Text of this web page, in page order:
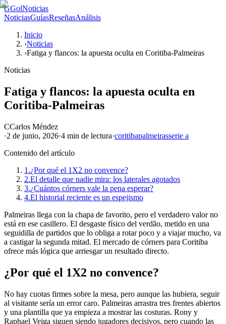
GGolNoticias
NoticiasGuíasReseñasAnálisis
Inicio
›Noticias
›Fatiga y flancos: la apuesta oculta en Coritiba-Palmeiras
Noticias
Fatiga y flancos: la apuesta oculta en
Coritiba-Palmeiras
CCarlos Méndez
·2 de junio, 2026·4 min de lectura·coritibapalmeirasserie a
Contenido del artículo
1.¿Por qué el 1X2 no convence?
2.El detalle que nadie mira: los laterales agotados
3.¿Cuántos córners vale la pena esperar?
4.El historial reciente es un espejismo
Palmeiras llega con la chapa de favorito, pero el verdadero valor no
está en ese casillero. El desgaste físico del verdão, metido en una
seguidilla de partidos que lo obliga a rotar poco y a viajar mucho, va
a castigar la segunda mitad. El mercado de córners para Coritiba
ofrece más lógica que arriesgar un resultado directo.
¿Por qué el 1X2 no convence?
No hay cuotas firmes sobre la mesa, pero aunque las hubiera, seguir
al visitante sería un error caro. Palmeiras arrastra tres frentes abiertos
y una plantilla que ya empieza a mostrar las costuras. Rony y
Raphael Veiga siguen siendo jugadores decisivos, pero cuando las